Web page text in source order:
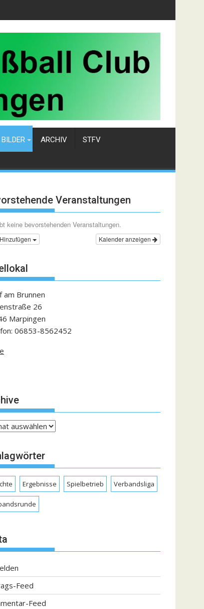
BILDER ARCHIV STFV
Veranstaltungen
keine bevorstehenden Veranstaltungen.
Kalender anzeigen
Hinzufügen
am Brunnen
26
Marpingen
06853-8562452
Ergebnisse Spielbetrieb Verbandsliga
Feed
Feed